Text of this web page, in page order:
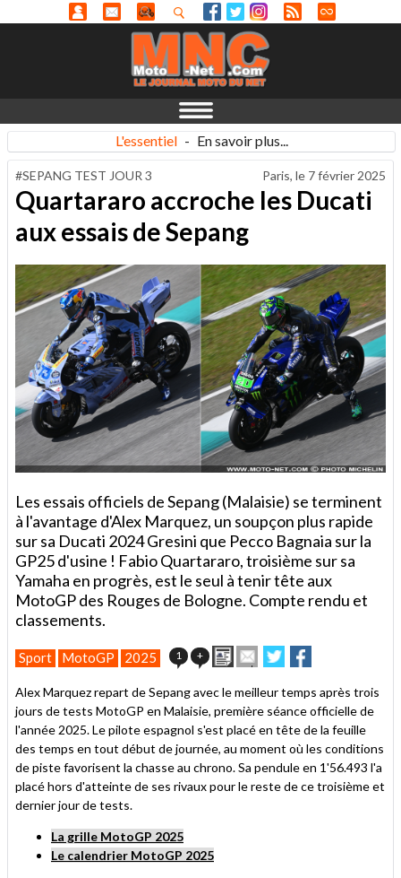
L'essentiel - En savoir plus...
#SEPANG TEST JOUR 3 Paris, le 7 février 2025
Quartararo accroche les Ducati
aux essais de Sepang
Les essais officiels de Sepang (Malaisie) se terminent
à l'avantage d'Alex Marquez, un soupçon plus rapide
sur sa Ducati 2024 Gresini que Pecco Bagnaia sur la
GP25 d'usine ! Fabio Quartararo, troisième sur sa
Yamaha en progrès, est le seul à tenir tête aux
MotoGP des Rouges de Bologne. Compte rendu et
classements.
Sport MotoGP 2025 1 + ImprimerEnvoyer
cet
à
un
ami
Partager
sur
sur
Alex Marquez repart de Sepang avec le meilleur temps après trois
jours de tests MotoGP en Malaisie, première séance officielle de
l'année 2025. Le pilote espagnol s'est placé en tête de la feuille
des temps en tout début de journée, au moment où les conditions
de piste favorisent la chasse au chrono. Sa pendule en 1'56.493 l'a
placé hors d'atteinte de ses rivaux pour le reste de ce troisième et
dernier jour de tests.
La grille MotoGP 2025
Le calendrier MotoGP 2025